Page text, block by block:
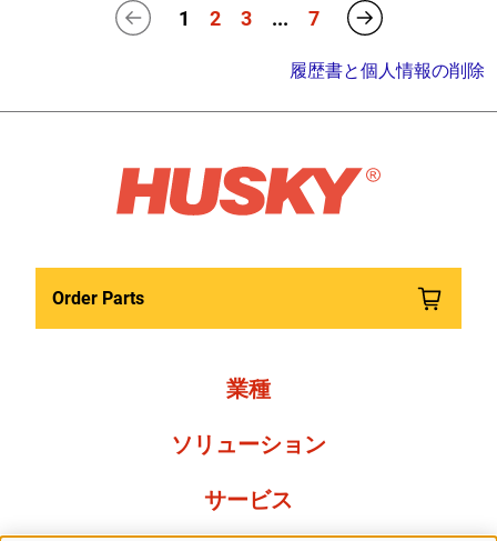
1 2 3 ... 7
履歴書と個人情報の削除
Order Parts
業種
ソリューション
サービス